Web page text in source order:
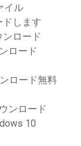
イル
ドします
ロード
ロード
ロード無料
ンロード
10